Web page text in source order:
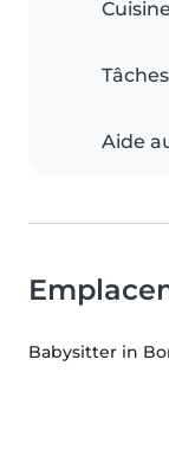
Cuisine
Aide
Babysitter in